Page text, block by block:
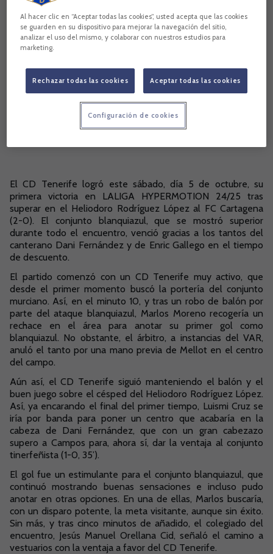
Fotografías: Sandra Acosta y LaLiga
El CD Tenerife logró este sábado, día 5 de octubre, su
primera victoria en LALIGA HYPERMOTION 24/25 tras
superar en el Heliodoro Rodríguez López al FC Cartagena
(2-0). El conjunto blanquiazul, que se mostró superior
durante todo el encuentro, venció gracias a los tantos del
canterano Dani Fernández y de Enric Gallego en el tiempo
de descuento.
El partido comenzó con un CD Tenerife muy activo, que
desde el primer momento buscó la portería del conjunto
murciano. Así, en el minuto 10, y tras un robo de balón por
parte del ataque blanquiazul, Marlos Moreno recogería un
rechace en el área para anotar su primer gol como
blanquiazul. No obstante, el árbitro, a instancias del VAR,
anuló el tanto por una mano previa de Mellot en el centro
del campo.
Aún así, el CD Tenerife siguió manteniendo el balón y el
buen juego sobre el césped del Heliodoro Rodríguez López.
Así, ya encarando el final del primer tiempo, Luismi Cruz se
iría por banda para poner un centro que acabaría en la
cabeza de Dani Fernández, que con un gran cabezazo
supero a Campos para, ahora sí, dar la ventaja al conjunto
tinerfeñista (1-0, 35’).
El gol fue un estimulante para el conjunto blanquiazul, que
continuó mostrando buenas sensaciones e incluso pudo
anotar en otras opciones. En una de ellas, Marlos buscaría,
con un disparo potente, la meta visitante, aunque sin éxito.
Sin más, y tras cinco minutos de añadido, el colegiado del
encuentro, Jesús Manuel Orellana Cid, señaló el camino a
vestuarios con la ventaja a favor del CD Tenerife.
Al hacer clic en “Aceptar todas las cookies”, usted acepta que las cookies
se guarden en su dispositivo para mejorar la navegación del sitio,
analizar el uso del mismo, y colaborar con nuestros estudios para
marketing.
Rechazar todas las cookies Aceptar todas las cookies
Configuración de cookies